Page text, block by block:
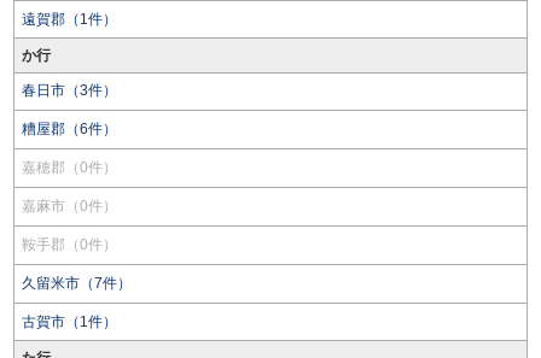
遠賀郡（1件）
か行
春日市（3件）
糟屋郡（6件）
嘉穂郡（0件）
嘉麻市（0件）
鞍手郡（0件）
久留米市（7件）
古賀市（1件）